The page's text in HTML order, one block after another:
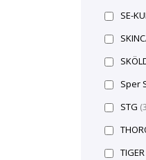
SE-
Sper
STG